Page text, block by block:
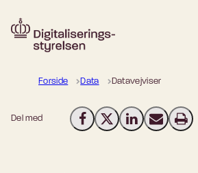
Gå til forsiden
Forside Data Datavejviser
Del med Del på Facebook
Del på X (Twitter)
Del på LinkedIn
Send email
Print